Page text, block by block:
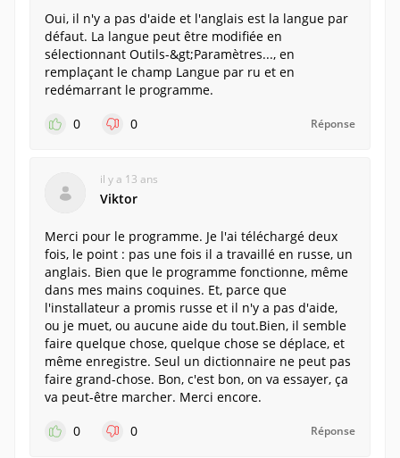
Oui, il n'y a pas d'aide et l'anglais est la langue par
défaut. La langue peut être modifiée en
sélectionnant Outils-&gt;Paramètres..., en
remplaçant le champ Langue par ru et en
redémarrant le programme.
0
0 Réponse
il y a 13 ans
Viktor
Merci pour le programme. Je l'ai téléchargé deux
fois, le point : pas une fois il a travaillé en russe, un
anglais. Bien que le programme fonctionne, même
dans mes mains coquines. Et, parce que
l'installateur a promis russe et il n'y a pas d'aide,
ou je muet, ou aucune aide du tout.Bien, il semble
faire quelque chose, quelque chose se déplace, et
même enregistre. Seul un dictionnaire ne peut pas
faire grand-chose. Bon, c'est bon, on va essayer, ça
va peut-être marcher. Merci encore.
0
0 Réponse